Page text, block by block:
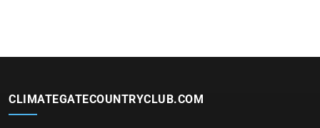
CLIMATEGATECOUNTRYCLUB.COM